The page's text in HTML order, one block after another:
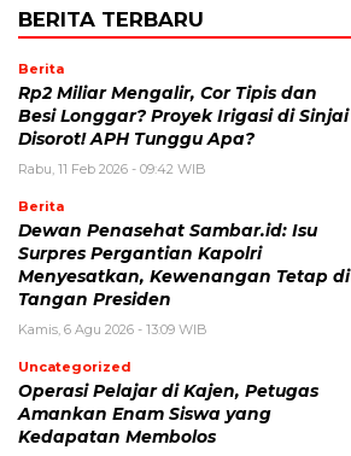
BERITA TERBARU
Berita
Rp2 Miliar Mengalir, Cor Tipis dan
Besi Longgar? Proyek Irigasi di Sinjai
Disorot! APH Tunggu Apa?
Rabu, 11 Feb 2026 - 09:42 WIB
Berita
Dewan Penasehat Sambar.id: Isu
Surpres Pergantian Kapolri
Menyesatkan, Kewenangan Tetap di
Tangan Presiden
Kamis, 6 Agu 2026 - 13:09 WIB
Uncategorized
Operasi Pelajar di Kajen, Petugas
Amankan Enam Siswa yang
Kedapatan Membolos